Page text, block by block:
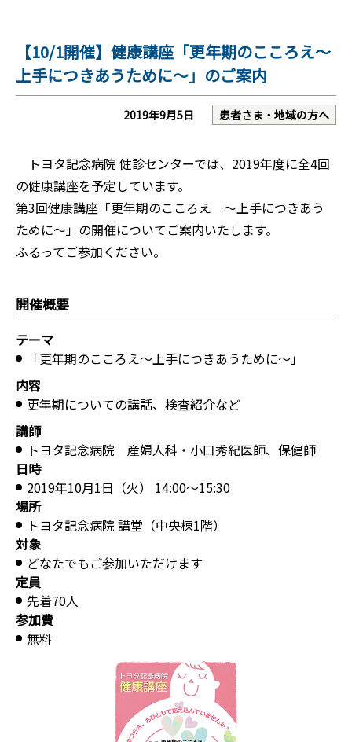
【10/1開催】健康講座「更年期のこころえ〜
上手につきあうために〜」のご案内
2019年9月5日 患者さま・地域の方へ
トヨタ記念病院 健診センターでは、2019年度に全4回
の健康講座を予定しています。
第3回健康講座「更年期のこころえ 〜上手につきあう
ために〜」の開催についてご案内いたします。
ふるってご参加ください。
開催概要
テーマ
「更年期のこころえ〜上手につきあうために〜」
内容
更年期についての講話、検査紹介など
講師
トヨタ記念病院 産婦人科・小口秀紀医師、保健師
日時
2019年10月1日（火） 14:00〜15:30
場所
トヨタ記念病院 講堂（中央棟1階）
対象
どなたでもご参加いただけます
定員
先着70人
参加費
無料